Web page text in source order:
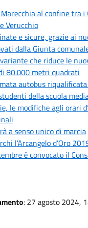
al confine tra i
Verucchio
e sicure, grazie ai
dalla Giunta
che riduce le
80.000 metri quadrati
autobus
della scuola
le modifiche agli orari
a senso unico di marcia
l’Arcangelo d’Oro
è convocato il
: 27 agosto 2024,